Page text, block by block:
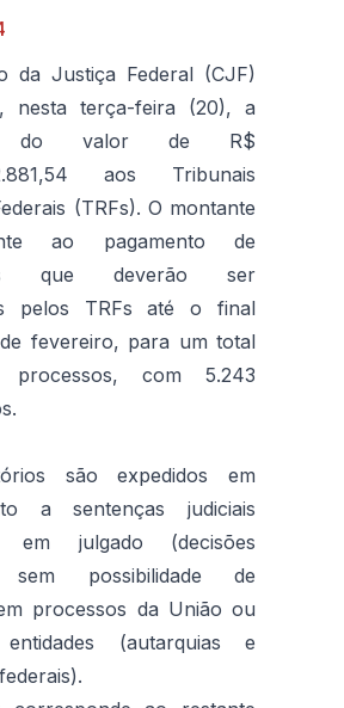
da Justiça Federal (CJF)
nesta terça-feira (20), a
do valor de R$
aos Tribunais
(TRFs). O montante
ao pagamento de
que deverão ser
pelos TRFs até o final
fevereiro, para um total
com 5.243
são expedidos em
a sentenças judiciais
em julgado (decisões
sem possibilidade de
processos da União ou
(autarquias e